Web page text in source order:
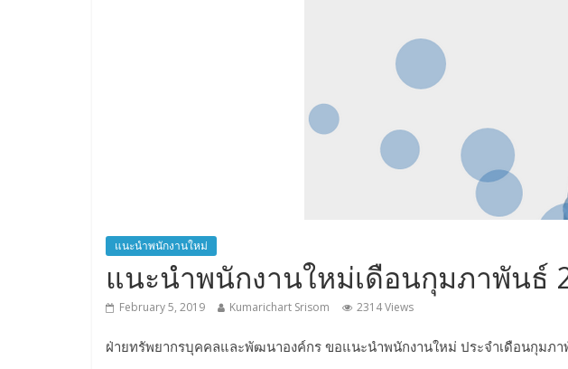
แนะนำพนักงานใหม่
แนะนำพนักงานใหม่เดือนกุมภาพันธ์
February 5, 2019 Kumarichart Srisom 2314 Views
ฝ่ายทรัพยากรบุคคลและพัฒนาองค์กร ขอแนะนำพนักงานใหม่ ประจำเดือนกุมภ